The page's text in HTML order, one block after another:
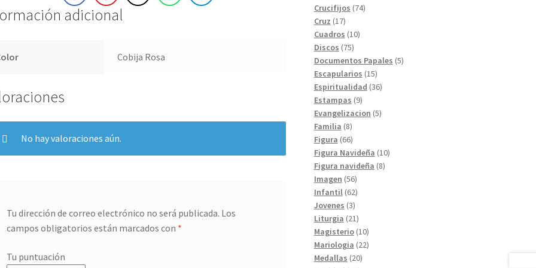
adicional
Cobija Rosa
No hay valoraciones aún.
Tu dirección de correo electrónico no será publicada. Los
campos obligatorios están marcados con *
Tu puntuación
productos
Crucifijos 7474
Cruz 1717
productos
Cuadros 1010
Discos 7575
productos
Documentos Papales 55
Escapularios 1515
productos
Espiritualidad 3636
Estampas 99
productos
Evangelizacion 55
Familia 88
productos
Figura 6666
productos
Figura Navideña 1010
Figura navideña 88
Imagen 5656
productos
Infantil 6262
productos
Jovenes 33
productos
Liturgia 2121
productos
Magisterio 1010
productos
Mariologia 2222
Medallas 2020